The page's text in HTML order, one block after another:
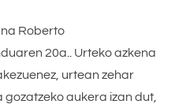
Roberto
20a.. Urteko azkena
urtean zehar
aukera izan dut,